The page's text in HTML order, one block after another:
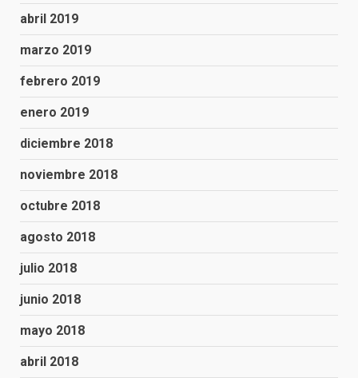
abril 2019
marzo 2019
febrero 2019
enero 2019
diciembre 2018
noviembre 2018
octubre 2018
agosto 2018
julio 2018
junio 2018
mayo 2018
abril 2018